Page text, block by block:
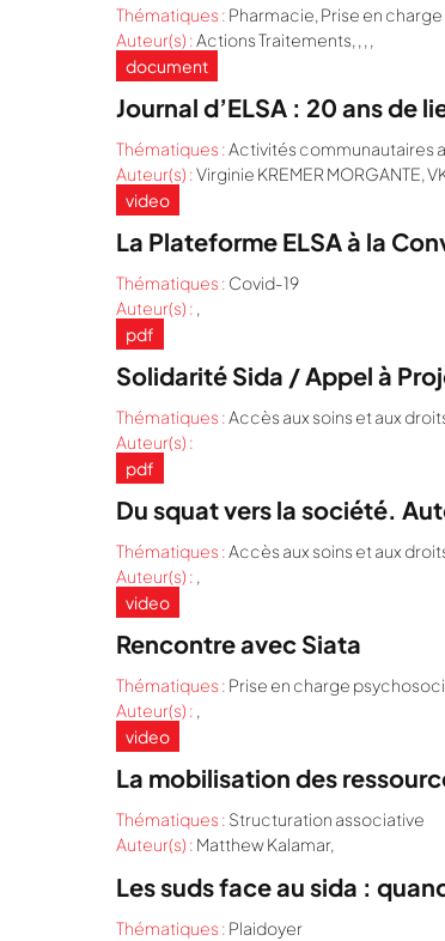
Thématiques : Pharmacie, Prise en
Auteur(s) :Actions Traitements, , , ,
document
Journal d’ELSA : 20 ans de
Thématiques :Activités communautaires
Auteur(s) :Virginie KREMER MORGANTE,
video
La Plateforme ELSA à la
Thématiques : Covid-19
Auteur(s) : ,
pdf
Solidarité Sida / Appel à
Thématiques :Accès aux soins et aux
Auteur(s) :
pdf
Du squat vers la société.
Thématiques :Accès aux soins et aux
Auteur(s) : ,
video
Rencontre avec Siata
Thématiques : Prise en charge
Auteur(s) : ,
video
La mobilisation des
Thématiques : Structuration associative
Auteur(s) : Matthew Kalamar,
Les suds face au sida :
Thématiques : Plaidoyer